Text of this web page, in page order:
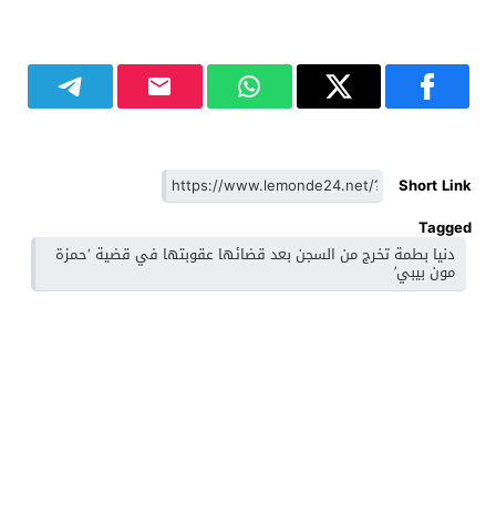
Short Link
Tagged
دنيا بطمة تخرج من السجن بعد قضائها عقوبتها في قضية ‘حمزة
مون بيبي’